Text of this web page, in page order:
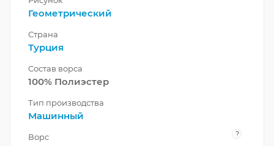
Геометрический
Страна
Турция
Состав ворса
100% Полиэстер
Тип производства
Машинный
Ворс ?